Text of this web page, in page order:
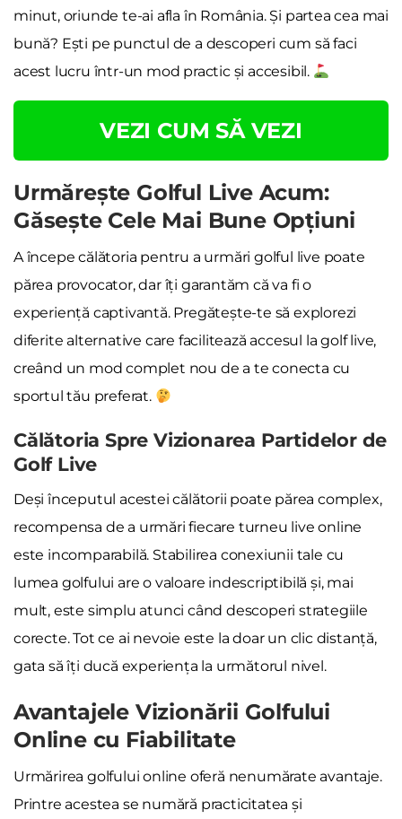
minut, oriunde te-ai afla în România. Și partea cea mai
bună? Ești pe punctul de a descoperi cum să faci
acest lucru într-un mod practic și accesibil.
VEZI CUM SĂ VEZI
Urmărește Golful Live Acum:
Găsește Cele Mai Bune Opțiuni
A începe călătoria pentru a urmări golful live poate
părea provocator, dar îți garantăm că va fi o
experiență captivantă. Pregătește-te să explorezi
diferite alternative care facilitează accesul la golf live,
creând un mod complet nou de a te conecta cu
sportul tău preferat.
Călătoria Spre Vizionarea Partidelor de
Golf Live
Deși începutul acestei călătorii poate părea complex,
recompensa de a urmări fiecare turneu live online
este incomparabilă. Stabilirea conexiunii tale cu
lumea golfului are o valoare indescriptibilă și, mai
mult, este simplu atunci când descoperi strategiile
corecte. Tot ce ai nevoie este la doar un clic distanță,
gata să îți ducă experiența la următorul nivel.
Avantajele Vizionării Golfului
Online cu Fiabilitate
Urmărirea golfului online oferă nenumărate avantaje.
Printre acestea se numără practicitatea și